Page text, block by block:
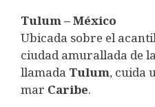
Tulum – México
Ubicada sobre el
ciudad amurallada de
llamada Tulum, cuida
mar Caribe.